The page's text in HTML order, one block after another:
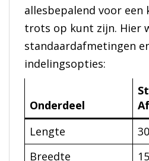
allesbepalend voor een
trots op kunt zijn. Hier
standaardafmetingen
indelingsopties:
Onderdeel
Lengte
Breedte